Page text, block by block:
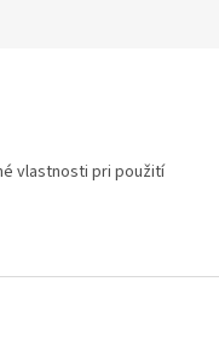
vlastnosti pri použití